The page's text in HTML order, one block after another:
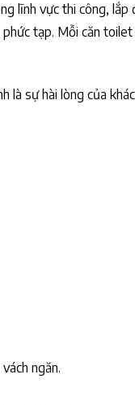
lĩnh vực thi công,
tạp. Mỗi căn
là sự hài lòng của
ngăn.